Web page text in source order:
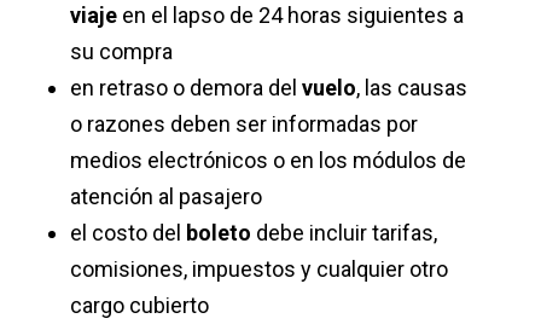
viajeen el lapso de 24 horas siguientes a
su compra
en retraso o demora del vuelo, las causas
o razones deben ser informadas por
medios electrónicos o en los módulos de
atención al pasajero
el costo del boleto debe incluir tarifas,
comisiones, impuestos y cualquier otro
cargo cubierto